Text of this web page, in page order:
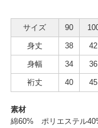
サイズ 90
身丈 38 42
身幅 34 36
裄丈 40 45
素材
綿60% ポリエステル